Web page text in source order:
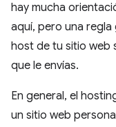
hay mucha
aquí, pero una regla
host de tu sitio web
que le envías.
En general, el
un sitio web